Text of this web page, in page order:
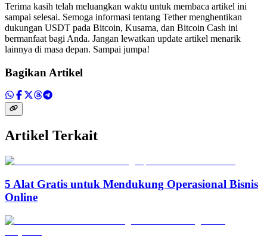
Terima kasih telah meluangkan waktu untuk membaca artikel ini
sampai selesai. Semoga informasi tentang Tether menghentikan
dukungan USDT pada Bitcoin, Kusama, dan Bitcoin Cash ini
bermanfaat bagi Anda. Jangan lewatkan update artikel menarik
lainnya di masa depan. Sampai jumpa!
Bagikan Artikel
Artikel Terkait
5 Alat Gratis untuk Mendukung Operasional Bisnis
Online